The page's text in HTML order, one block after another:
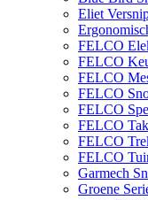
Eliet
FELCO
FELCO
FELCO
FELCO
FELCO
FELCO
FELCO
FELCO
Garmech
Groene